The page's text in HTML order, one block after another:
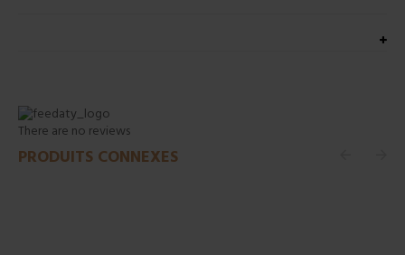
There are no reviews
PRODUITS CONNEXES